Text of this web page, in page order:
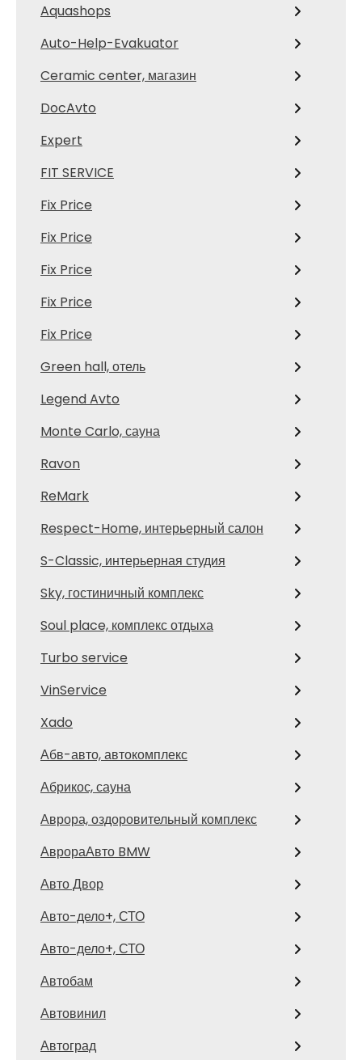
Aquashops
Auto-Help-Evakuator
Ceramic center, магазин
DocAvto
Expert
FIT SERVICE
Fix Price
Fix Price
Fix Price
Fix Price
Fix Price
Green hall, отель
Legend Avto
Monte Carlo, сауна
Ravon
ReMark
Respect-Home, интерьерный салон
S-Classic, интерьерная студия
Sky, гостиничный комплекс
Soul place, комплекс отдыха
Turbo service
VinService
Xado
Абв-авто, автокомплекс
Абрикос, сауна
Аврора, оздоровительный комплекс
АврораАвто BMW
Авто Двор
Авто-дело+, СТО
Авто-дело+, СТО
Автобам
Автовинил
Автоград